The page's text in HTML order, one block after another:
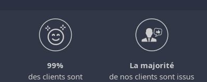
99%
des clients sont
La majorité
de nos clients sont issus